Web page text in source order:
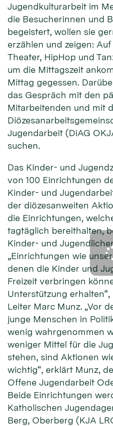
Jugendkulturarbeit im
die Besucherinnen und
begeistert, wollen sie
erzählen und zeigen:
Theater, HipHop und
um die Mittagszeit
Mittag gegessen.
das Gespräch mit den
Mitarbeitenden und mit
Jugendarbeit (DiAG
suchen.
Das Kinder- und
von 100 Einrichtungen
Kinder- und
der diözesanweiten
die Einrichtungen,
tagtäglich bereithalten,
Kinder- und
„Einrichtungen wie
denen die Kinder und
Freizeit verbringen
Unterstützung
Leiter Marc Munz. „Vor
junge Menschen in
wenig wahrgenommen
weniger Mittel für die
stehen, sind Aktionen
wichtig“, erklärt Munz,
Offene Jugendarbeit
Beide Einrichtungen
Katholischen
Berg, Oberberg (KJA